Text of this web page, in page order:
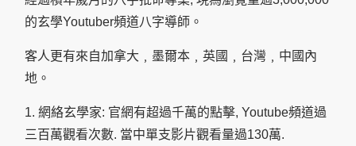
的玄學Youtuber頻道八字導師。
客人更有來自加拿大﹐墨爾本﹐英國﹐台灣﹐中國內
地。
1. 網絡玄學家: 官網有超過千萬的點擊, Youtube頻道過
三百萬觀看次數. 當中單支影片觀看量過130萬.